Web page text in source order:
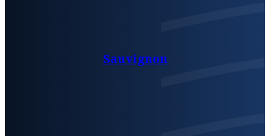
Sauvignon